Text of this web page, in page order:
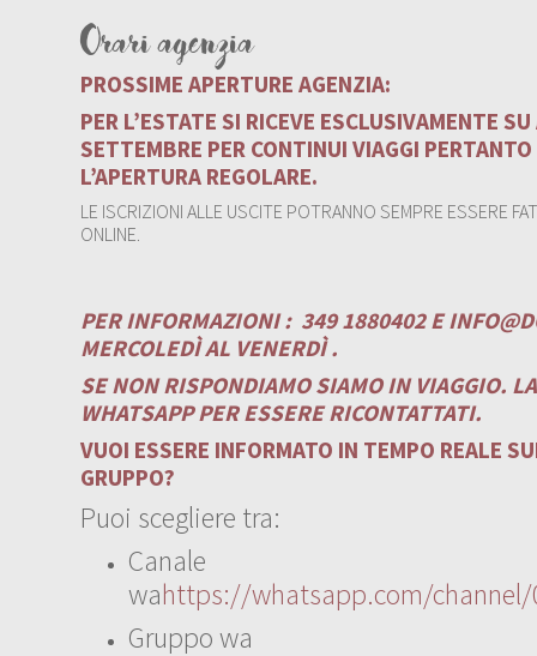
Orari agenzia
PROSSIME APERTURE AGENZIA:
PER L’ESTATE SI RICEVE ESCLUSIVAMENTE
SETTEMBRE PER CONTINUI VIAGGI
L’APERTURA REGOLARE.
LE ISCRIZIONI ALLE USCITE POTRANNO SEMPRE ESSERE
ONLINE.
PER INFORMAZIONI : 349 1880402 E
MERCOLEDÌ AL VENERDÌ .
SE NON RISPONDIAMO SIAMO IN VIAGGIO.
WHATSAPP PER ESSERE RICONTATTATI.
VUOI ESSERE INFORMATO IN TEMPO REALE
GRUPPO?
Puoi scegliere tra:
Canale
wahttps://whatsapp.com/channel/
Gruppo wa